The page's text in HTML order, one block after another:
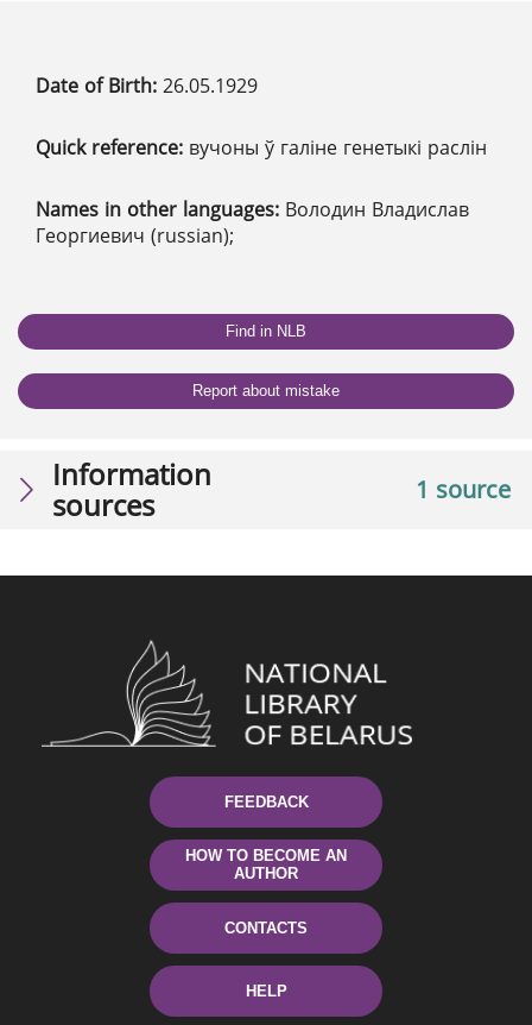
Date of Birth: 26.05.1929
Quick reference: вучоны ў галіне генетыкі раслін
Names in other languages: Володин Владислав
Георгиевич (russian);
Find in NLB
Report about mistake
1 source
Information
sources
FEEDBACK
HOW TO BECOME AN
AUTHOR
CONTACTS
HELP